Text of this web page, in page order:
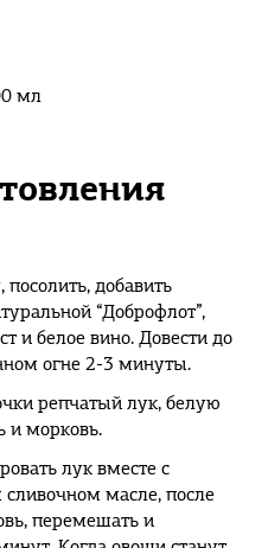
мл
посолить, добавить
“Доброфлот”,
и белое вино. Довести до
огне 2-3 минуты.
репчатый лук, белую
и морковь.
лук вместе с
масле, после
перемешать и